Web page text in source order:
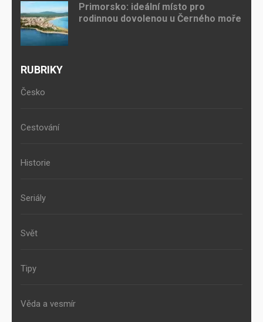
Primorsko: ideální místo pro
rodinnou dovolenou u Černého moře
RUBRIKY
Česko
Cestování
Historie
Seriály
Svět
Tipy
Věda a vesmír